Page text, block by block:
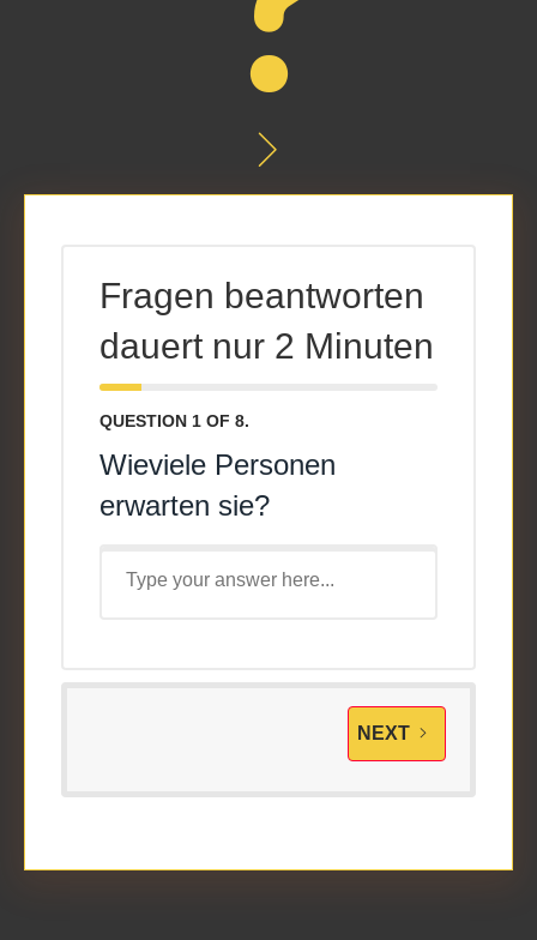
Fragen beantworten
dauert nur 2 Minuten
QUESTION 1 OF 8.
Wieviele Personen
erwarten sie?
NEXT